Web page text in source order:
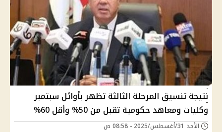
نتيجة تنسيق المرحلة الثالثة تظهر بأوائل سبتمبر
وكليات ومعاهد حكومية تقبل من 50% وأقل 60%
الأحد 31/أغسطس/2025 - 08:58 ص